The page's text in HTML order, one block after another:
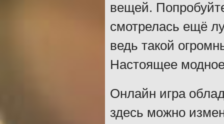
вещей.
смотрелась ещё
ведь такой
Настоящее
Онлайн игра
здесь можно